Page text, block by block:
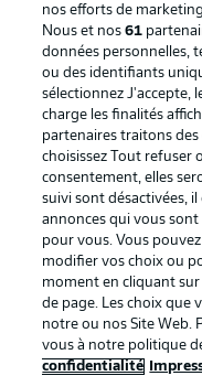
La publicité
Mentions Légales
Déclaration de
confidentialité
Travaux
Impression
nos efforts de
Nous et nos61
données personnelles,
ou des identifiants
sélectionnez J'accepte,
charge les finalités
partenaires traitons
choisissez Tout refuser
consentement, elles
suivi sont désactivées,
annonces qui vous
pour vous. Vous
modifier vos choix ou
moment en cliquant sur
de page. Les choix que
notre ou nos Site Web.
vous à notre politique
confidentialité